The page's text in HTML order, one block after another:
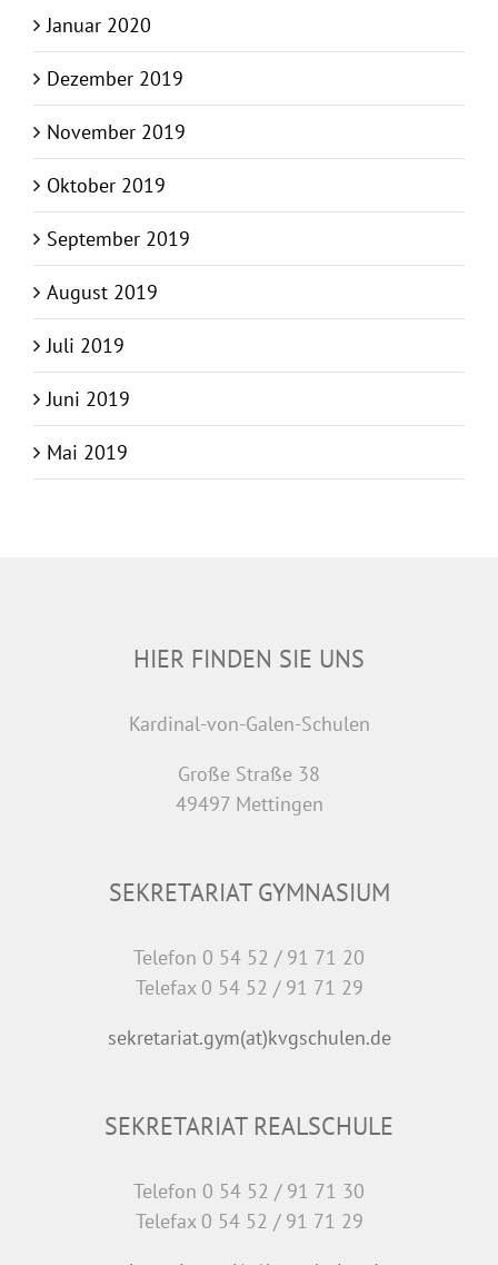
Januar 2020
Dezember 2019
November 2019
Oktober 2019
September 2019
August 2019
Juli 2019
Juni 2019
Mai 2019
HIER FINDEN SIE UNS
Kardinal-von-Galen-Schulen
Große Straße 38
49497 Mettingen
SEKRETARIAT GYMNASIUM
Telefon 0 54 52 / 91 71 20
Telefax 0 54 52 / 91 71 29
sekretariat.gym(at)kvgschulen.de
SEKRETARIAT REALSCHULE
Telefon 0 54 52 / 91 71 30
Telefax 0 54 52 / 91 71 29